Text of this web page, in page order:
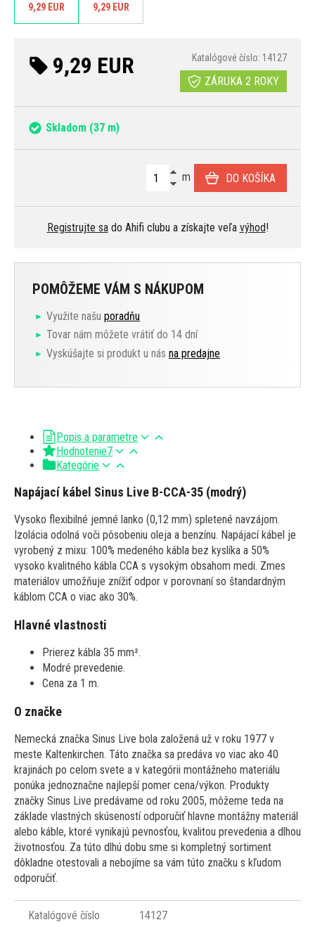
9,29 EUR 9,29 EUR
9,29 EUR Katalógové číslo: 14127
ZÁRUKA 2 ROKY
Skladom (37 m)
m DO KOŠÍKA
Registrujte sado Ahifi clubu a získajte veľa výhod!
POMÔŽEME VÁM S NÁKUPOM
Využite našu poradňu
Tovar nám môžete vrátiť do 14 dní
Vyskúšajte si produkt u nás na predajne
Popis a parametre
Hodnotenie7
Kategórie
Napájací kábel Sinus Live B-CCA-35 (modrý)
Vysoko flexibilné jemné lanko (0,12 mm) spletené navzájom.
Izolácia odolná voči pôsobeniu oleja a benzínu. Napájací kábel je
vyrobený z mixu: 100% medeného kábla bez kyslíka a 50%
vysoko kvalitného kábla CCA s vysokým obsahom medi. Zmes
materiálov umožňuje znížiť odpor v porovnaní so štandardným
káblom CCA o viac ako 30%.
Hlavné vlastnosti
Prierez kábla 35 mm².
Modré prevedenie.
Cena za 1 m.
O značke
Nemecká značka Sinus Live bola založená už v roku 1977 v
meste Kaltenkirchen. Táto značka sa predáva vo viac ako 40
krajinách po celom svete a v kategórii montážneho materiálu
ponúka jednoznačne najlepší pomer cena/výkon. Produkty
značky Sinus Live predávame od roku 2005, môžeme teda na
základe vlastných skúseností odporučiť hlavne montážny materiál
alebo káble, ktoré vynikajú pevnosťou, kvalitou prevedenia a dlhou
životnosťou. Za túto dlhú dobu sme si kompletný sortiment
dôkladne otestovali a nebojíme sa vám túto značku s kľudom
odporučiť.
Katalógové číslo 14127